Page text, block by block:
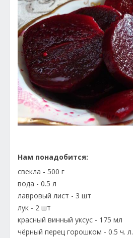
Нам понадобится:
свекла - 500 г
вода - 0.5 л
лавровый лист - 3 шт
лук - 2 шт
красный винный уксус - 175 мл
чёрный перец горошком - 0.5 ч. л.